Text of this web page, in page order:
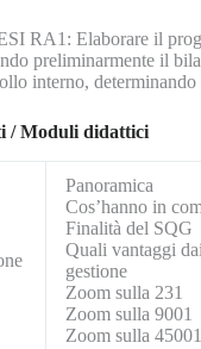
RA1: Elaborare il
preliminarmente il
interno, determinando
/ Moduli didattici
Panoramica
Cos’hanno in
Finalità del SQG
Quali vantaggi
gestione
Zoom sulla 231
Zoom sulla 9001
Zoom sulla 45001